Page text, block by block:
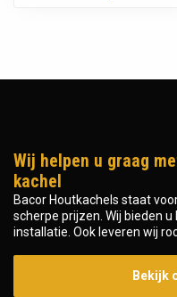
Wij helpen u graag
kachel
Bacor Houtkachels staat
scherpe prijzen. Wij bieden
installatie. Ook leveren wij
Bekijk